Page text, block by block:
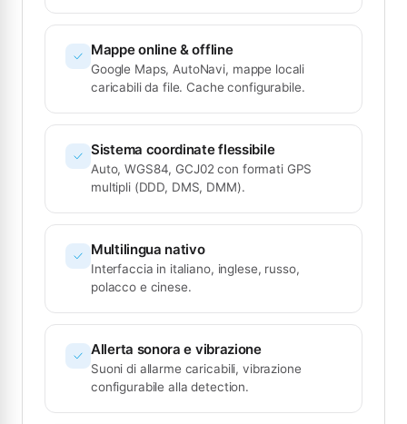
Mappe online & offline
Google Maps, AutoNavi, mappe locali
caricabili da file. Cache configurabile.
Sistema coordinate flessibile
Auto, WGS84, GCJ02 con formati GPS
multipli (DDD, DMS, DMM).
Multilingua nativo
Interfaccia in italiano, inglese, russo,
polacco e cinese.
Allerta sonora e vibrazione
Suoni di allarme caricabili, vibrazione
configurabile alla detection.